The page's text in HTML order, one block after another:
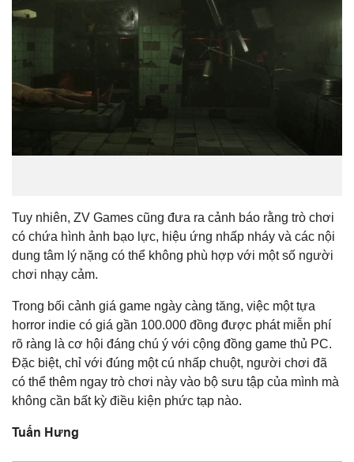
Tuy nhiên, ZV Games cũng đưa ra cảnh báo rằng trò chơi
có chứa hình ảnh bạo lực, hiệu ứng nhấp nháy và các nội
dung tâm lý nặng có thể không phù hợp với một số người
chơi nhạy cảm.
Trong bối cảnh giá game ngày càng tăng, việc một tựa
horror indie có giá gần 100.000 đồng được phát miễn phí
rõ ràng là cơ hội đáng chú ý với cộng đồng game thủ PC.
Đặc biệt, chỉ với đúng một cú nhấp chuột, người chơi đã
có thể thêm ngay trò chơi này vào bộ sưu tập của mình mà
không cần bất kỳ điều kiện phức tạp nào.
Tuấn Hưng